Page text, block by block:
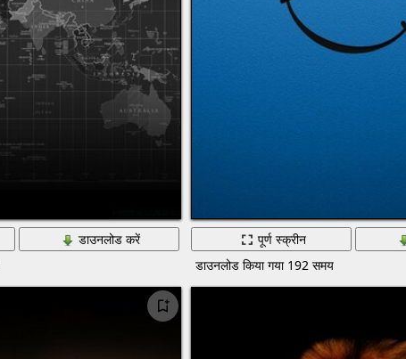
डाउनलोड करें
पूर्ण स्क्रीन
डाउनलोड किया गया 192 समय